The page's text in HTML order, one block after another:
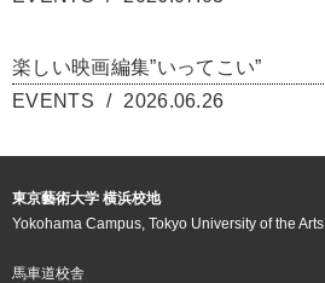
楽しい映画編集”いってこい”
EVENTS
2026.06.26
東京藝術大学 横浜校地
Yokohama Campus, Tokyo University of the Arts
馬車道校舎